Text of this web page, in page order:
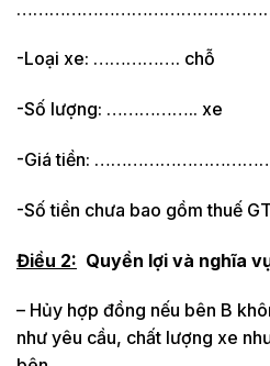
-Loại xe: ……………. chỗ
-Số lượng: …………….. xe
-Giá tiền:
-Số tiền chưa bao gồm thuế
Điều 2: Quyền lợi và nghĩa
– Hủy hợp đồng nếu bên B
như yêu cầu, chất lượng xe